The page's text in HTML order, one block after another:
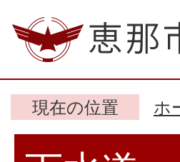
現在の位置 ホ